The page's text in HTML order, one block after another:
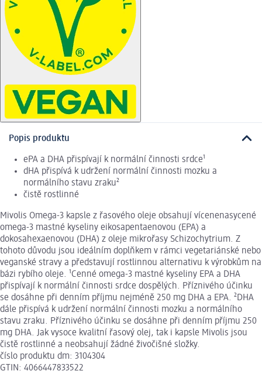
Popis produktu
ePA a DHA přispívají k normální činnosti srdce¹
dHA přispívá k udržení normální činnosti mozku a
normálního stavu zraku²
čistě rostlinné
Mivolis Omega-3 kapsle z řasového oleje obsahují vícenenasycené
omega-3 mastné kyseliny eikosapentaenovou (EPA) a
dokosahexaenovou (DHA) z oleje mikrořasy Schizochytrium. Z
tohoto důvodu jsou ideálním doplňkem v rámci vegetariánské nebo
veganské stravy a představují rostlinnou alternativu k výrobkům na
bázi rybího oleje. ¹Cenné omega-3 mastné kyseliny EPA a DHA
přispívají k normální činnosti srdce dospělých. Příznivého účinku
se dosáhne při denním příjmu nejméně 250 mg DHA a EPA. ²DHA
dále přispívá k udržení normální činnosti mozku a normálního
stavu zraku. Příznivého účinku se dosáhne při denním příjmu 250
mg DHA. Jak vysoce kvalitní řasový olej, tak i kapsle Mivolis jsou
čistě rostlinné a neobsahují žádné živočišné složky.
číslo produktu dm: 3104304
GTIN: 4066447833522